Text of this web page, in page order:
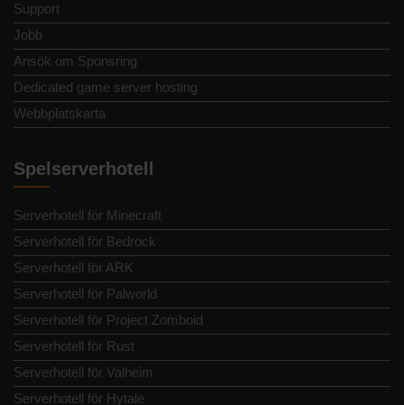
Support
Jobb
Ansök om Sponsring
Dedicated game server hosting
Webbplatskarta
Spelserverhotell
Serverhotell för Minecraft
Serverhotell för Bedrock
Serverhotell för ARK
Serverhotell för Palworld
Serverhotell för Project Zomboid
Serverhotell för Rust
Serverhotell för Valheim
Serverhotell för Hytale